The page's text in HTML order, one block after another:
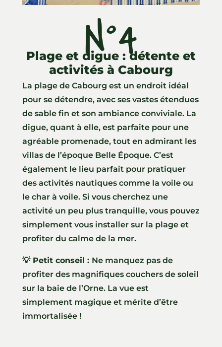
N°4
Plage et digue : détente et
activités à Cabourg
La plage de Cabourg est un endroit idéal
pour se détendre, avec ses vastes étendues
de sable fin et son ambiance conviviale. La
digue, quant à elle, est parfaite pour une
agréable promenade, tout en admirant les
villas de l’époque Belle Époque. C’est
également le lieu parfait pour pratiquer
des activités nautiques comme la voile ou
le char à voile. Si vous cherchez une
activité un peu plus tranquille, vous pouvez
simplement vous installer sur la plage et
profiter du calme de la mer.
💡 Petit conseil : Ne manquez pas de
profiter des magnifiques couchers de soleil
sur la baie de l’Orne. La vue est
simplement magique et mérite d’être
immortalisée !